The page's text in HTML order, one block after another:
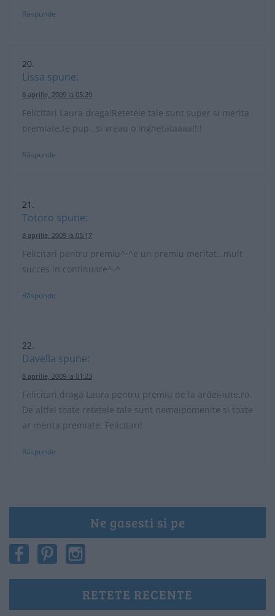
Răspunde
Lissa spune:
8 aprilie, 2009 la 05:29
Felicitari Laura draga!Retetele tale sunt super si merita
premiate,te pup…si vreau o inghetataaaa!!!!
Răspunde
Totoro spune:
8 aprilie, 2009 la 05:17
Felicitari pentru premiu^-^e un premiu meritat…mult
succes in continuare^-^
Răspunde
Davella spune:
8 aprilie, 2009 la 01:23
Felicitari draga Laura pentru premiu de la ardei-iute.ro.
De altfel toate retetele tale sunt nemaipomenite si toate
ar merita premiate. Felicitari!
Răspunde
Ne gasesti si pe
RETETE RECENTE